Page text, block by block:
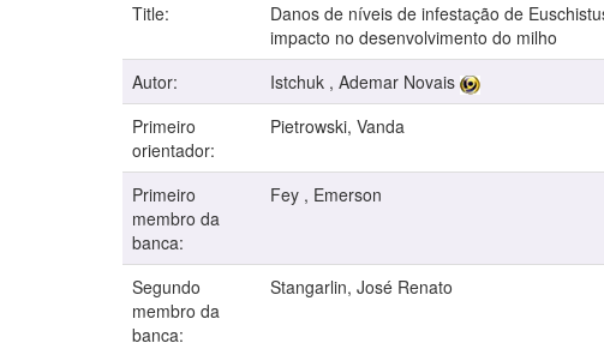
Title:
Danos de níveis de infestação de
impacto no desenvolvimento do milho
Autor:
Istchuk , Ademar Novais
Primeiro
orientador:
Pietrowski, Vanda
Primeiro
membro da
banca:
Fey , Emerson
Segundo
membro da
banca:
Stangarlin, José Renato